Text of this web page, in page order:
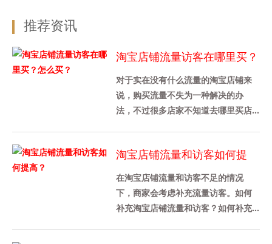
推荐资讯
淘宝店铺流量访客在哪里买？
怎么买？
对于实在没有什么流量的淘宝店铺来
说，购买流量不失为一种解决的办
法，不过很多店家不知道去哪里买店
下，......
淘宝店铺流量和访客如何提
高？
在淘宝店铺流量和访客不足的情况
下，商家会考虑补充流量访客。如何
补充淘宝店铺流量和访客？如何补充